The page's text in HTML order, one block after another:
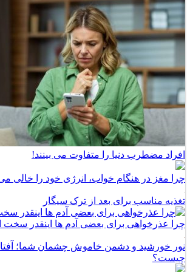
افراد مضطرب دنیا را متفاوت می بینند!
چرا مغز در هنگام خواب، انرژی خود را خالی
تغذیه مناسب برای بعد از ترک سیگار
چرا عذرخواهی برای بعضی آدم ها اینقدر
نور خورشید و دشمن خاموش چشمان شما؛
چیست؟